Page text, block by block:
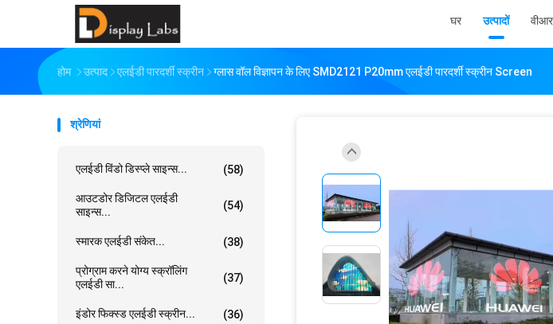
घर उत्पादों
होम उत्पाद एलईडी पारदर्शी स्क्रीन ग्लास वॉल विज्ञापन के लिए SMD2121 P20mm एलईडी पारदर्शी स्क्रीन Screen
श्रेणियां
एलईडी विंडो डिस्प्ले साइन्स... (58)
आउटडोर डिजिटल एलईडी
साइन्स...
(54)
स्मारक एलईडी संकेत... (38)
प्रोग्राम करने योग्य स्क्रॉलिंग
एलईडी सा...
(37)
इंडोर फिक्स्ड एलईडी स्क्रीन... (36)